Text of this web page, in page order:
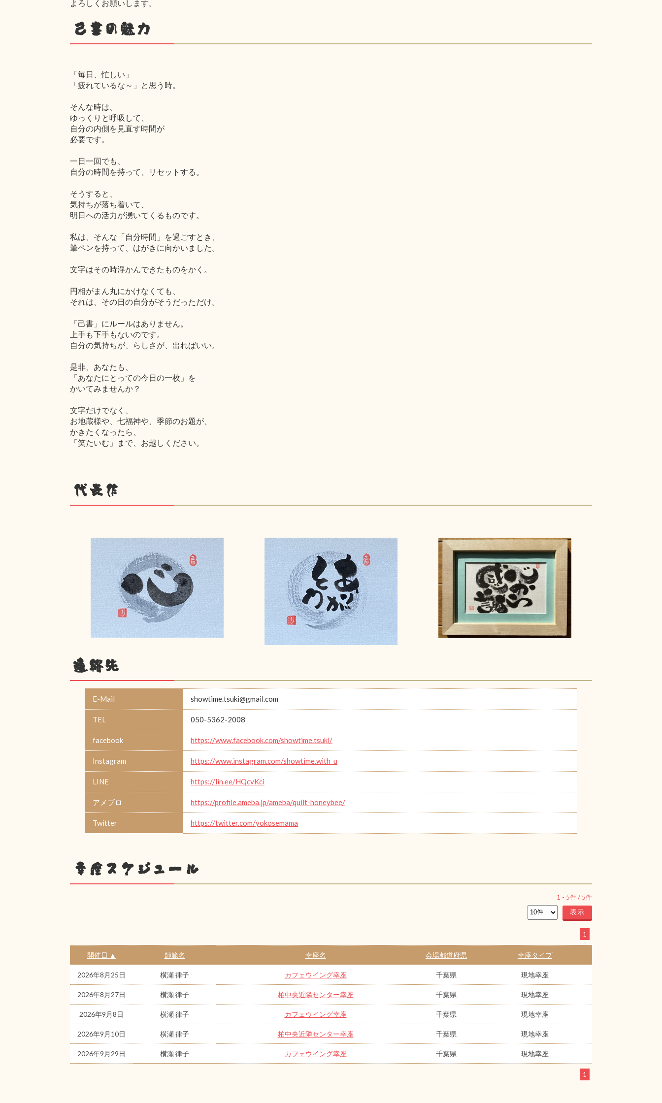
よろしくお願いします。
己書の魅力
「毎日、忙しい」
「疲れているな～」と思う時。
そんな時は、
ゆっくりと呼吸して、
自分の内側を見直す時間が
必要です。
一日一回でも、
自分の時間を持って、リセットする。
そうすると、
気持ちが落ち着いて、
明日への活力が湧いてくるものです。
私は、そんな「自分時間」を過ごすとき、
筆ペンを持って、はがきに向かいました。
文字はその時浮かんできたものをかく。
円相がまん丸にかけなくても、
それは、その日の自分がそうだっただけ。
「己書」にルールはありません。
上手も下手もないのです。
自分の気持ちが、らしさが、出ればいい。
是非、あなたも、
「あなたにとっての今日の一枚」を
かいてみませんか？
文字だけでなく、
お地蔵様や、七福神や、季節のお題が、
かきたくなったら、
「笑たいむ」まで、お越しください。
代表作
連絡先
E-Mail showtime.tsuki@gmail.com
TEL 050-5362-2008
facebook https://www.facebook.com/showtime.tsuki/
Instagram https://www.instagram.com/showtime.with_u
LINE https://lin.ee/HQcvKci
アメブロ https://profile.ameba.jp/ameba/quilt-honeybee/
Twitter https://twitter.com/yokosemama
幸座スケジュール
1 - 5件 / 5件
1
開催日 ▲ 師範名 幸座名 会場都道府県 幸座タイプ
2026年8月25日 横瀬 律子 カフェウイング幸座 千葉県 現地幸座
2026年8月27日 横瀬 律子 柏中央近隣センター幸座 千葉県 現地幸座
2026年9月8日 横瀬 律子 カフェウイング幸座 千葉県 現地幸座
2026年9月10日 横瀬 律子 柏中央近隣センター幸座 千葉県 現地幸座
2026年9月29日 横瀬 律子 カフェウイング幸座 千葉県 現地幸座
1